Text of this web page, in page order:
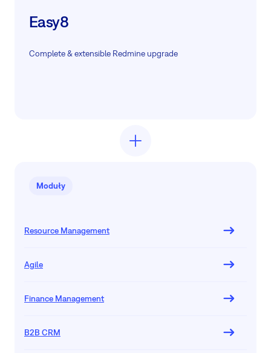
Easy8
Complete & extensible Redmine upgrade
Moduły
Resource Management
Agile
Finance Management
B2B CRM